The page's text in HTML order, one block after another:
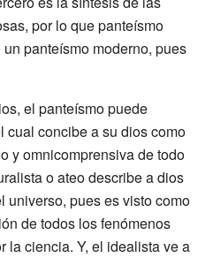
por lo que panteísmo
panteísmo moderno, pues
el panteísmo puede
cual concibe a su dios como
y omnicomprensiva de todo
o ateo describe a dios
universo, pues es visto como
de todos los fenómenos
la ciencia. Y, el idealista ve a